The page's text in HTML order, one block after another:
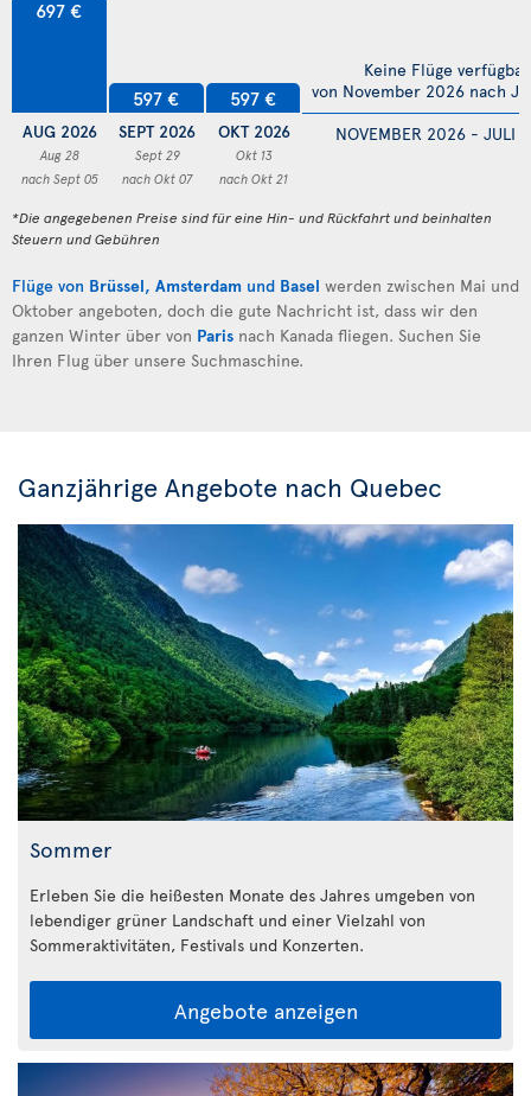
697 €
AUG 2026
Aug 28
nach Sept 05
597 €
SEPT 2026
Sept 29
nach Okt 07
597 €
OKT 2026
Okt 13
nach Okt 21
NOVEMBER 2026 - JULI
Keine Flüge verfügbar
von November 2026 nach
*Die angegebenen Preise sind für eine Hin- und Rückfahrt und beinhalten
Steuern und Gebühren
Flüge von Brüssel, Amsterdam und Basel werden zwischen Mai und
Oktober angeboten, doch die gute Nachricht ist, dass wir den
ganzen Winter über von Paris nach Kanada fliegen. Suchen Sie
Ihren Flug über unsere Suchmaschine.
Ganzjährige Angebote nach Quebec
Sommer
Erleben Sie die heißesten Monate des Jahres umgeben von
lebendiger grüner Landschaft und einer Vielzahl von
Sommeraktivitäten, Festivals und Konzerten.
Angebote anzeigen